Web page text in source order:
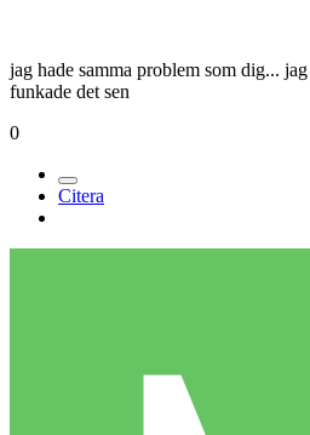
jag hade samma problem som dig...
funkade det sen
0
Citera